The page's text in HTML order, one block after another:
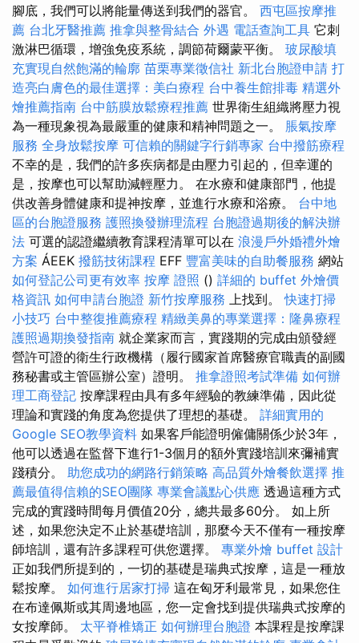
腳底，我們可以將能量傳送到我們的器官。 西屯區按摩推
薦 台北牙醫推薦 推拿與整骨結合 外遇 電話查詢工具 它刺
激淋巴循環，增強免疫系統，調節荷爾蒙平衡。 玻尿酸填
充實現自然飽滿的輪廓 苗栗專業徵信社 新北台胞證申請 打
造亮白膚色的最佳選擇：美白療程 台中養生館排毒 精選外
燴推薦指南 台中筋膜放鬆療程推薦 世界衛生組織將壓力視
為一種現象視為最嚴重的健康和精神問題之一。 脹氣按摩
服務 全身放鬆按摩 可信賴的關鍵字行銷專家 台中撥筋療程
不幸的是，我們的許多疾病都是由壓力引起的，但幸運的
是，按摩也可以幫助減輕壓力。 在水療和健康部門，他提
供改善身體健康和提神按摩，並進行水療和浴療。 台中地
區的台胞證服務 護照換發辦理流程 台胞證過期後的解決辦
法 可選的認證繼續教育課程清單可以在 浪漫戶外婚禮外燴
方案 ÁEEK 撥筋技術課程 EFF 豐富美味的自助餐服務 網站
如何登記公司更有效率 按摩 證照 () 詳細的 buffet 外燴價
格資訊 如何申請台胞證 新竹按摩服務 上找到。快速打掃
小技巧 台中整復推薦療程 精緻美鼻的專業選擇：隆鼻療程
護照過期換發指南 就企業家而言，實踐期的完成由頒發經
營許可證的衛生行政機構（履行國家首席醫療官職責的副國
務秘書或主管區辦公室）證明。 推拿證照考試準備 如何辦
理工商登記 按摩課程由具有多年經驗的教練準備，因此從
理論和實踐的角度為您提供了理想的基礎。 詳細實用的
Google SEO教學資料 如果客戶能證明僱傭關係少於3年，
他可以透過在監督下進行1-3個月的額外實踐培訓來彌補實
踐積分。 助您成功的網路行銷策略 高品質外燴餐飲選擇 推
薦最值得信賴的SEO團隊 專業會議點心供應 透過這種方式
完成的實踐時間每月價值20分，總共最多60分。 如上所
述，如果您決定不止於基礎培訓，那麼今天不僅有一種按摩
師培訓，還有許多課程可供您選擇。 專業外燴 buffet 設計
正如我們所提到的，一切的基礎是瑞典式按摩，這是一種放
鬆按摩。 如何進行居家打掃 這在匈牙利最常見，如果您住
在布達佩斯或其周邊地區，您一定會找到提供瑞典式按摩的
女按摩師。 太平脊椎矯正 如何辦理台胞證 本課程是按摩課